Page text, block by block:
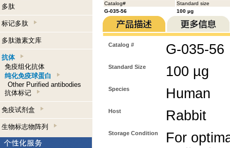
多肽
标记多肽
多肽激素文库
抗体
免疫组化抗体
纯化免疫球蛋白
Other Purified antibodies
抗体标记
免疫试剂盒
生物标志物阵列
Catalog#
Standard size
G-035-56
100 µg
Catalog # G-035-56
Standard Size 100 µg
Species Human
Host Rabbit
Storage Condition
For